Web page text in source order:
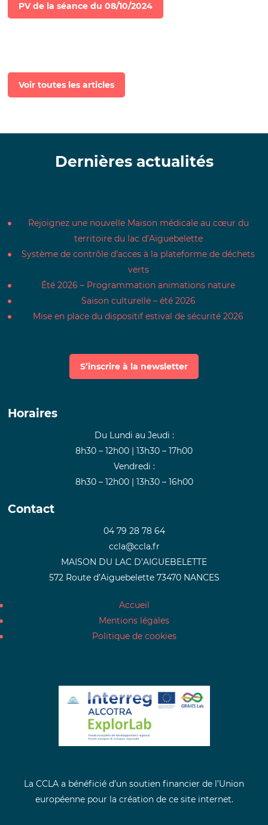
PV de la séance du 08/10/2024
Voir toutes les articles
Dernières actualités
Rejoignez une nouvelle Maison médicale au cœur du
territoire du lac d’Aiguebelette
Système de contrôle d’acces à la plateforme de déchets
verts
Été 2026 – Programmation animations nature
Saison culturelle – été 2026
Mise en place du dispositif estival de sécurité 2026
S’inscrire à la newsletter
Horaires
Du Lundi au Jeudi :
8h30 – 12h00 | 13h30 – 17h00
Vendredi :
8h30 – 12h00 | 13h30 – 16h00
Contact
04 79 28 78 64
ccla@ccla.fr
MAISON DU LAC D’AIGUEBELETTE
572 Route d’Aiguebelette 73470 NANCES
Accueil
Mentions légales
Politique de cookies
La CCLA a bénéficié d’un soutien financier de l’Union
européenne pour la création de ce site internet.